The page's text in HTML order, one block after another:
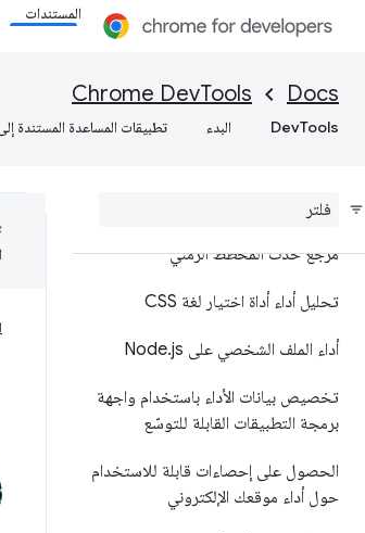
المستندات
Docs
Chrome DevTools
DevTools البدء تطبيقات المساعدة المستندة
نظرة عامة
تحليل أداء وقت التشغيل
إضافة تعليقات توضيحية إلى نتائج
مرجع الميزات
مرجع حدث المخطط الزمني
تحليل أداء أداة اختيار لغة CSS
أداء الملف الشخصي على Node .js
تخصيص بيانات الأداء باستخدام واجهة
برمجة التطبيقات القابلة للتوسّع
الحصول على إحصاءات قابلة للاستخدام
حول أداء موقعك الإلكتروني